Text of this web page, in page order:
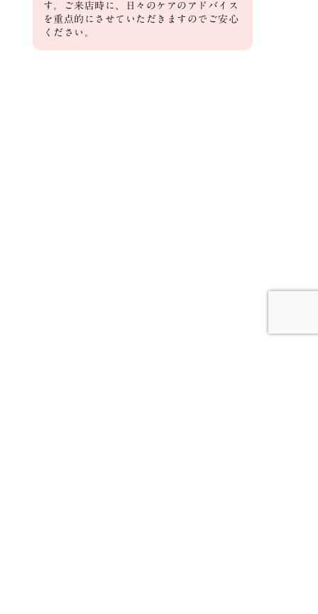
す。ご来店時に、日々のケアのアドバイス
を重点的にさせていただきますのでご安心
ください。